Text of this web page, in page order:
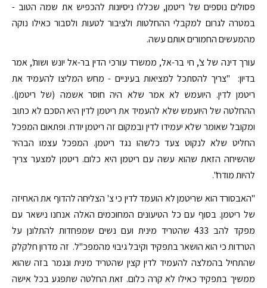
פסולים נוספים של ריטמן, שכללו ניסיונות להכפיש את שמה הטוב -
במטרה לגרום למקבלי ההחלטות ולציבור לטעות ולסבור כאילו נוקה
מהמעשים החמורים אותם עשה.
עורך דינה של צ', חי בר-אל, ממשרד עורכי הדין בר-אל יונש ושות', אמר
בדיון: "צריך להסתכל למציאות בעיניים - מחש המליצו להעמיד את
ריטמן לדין. היועמש לא אמר שלא היה חוסר אשמה (של ריטמן).
ההחלטה של היועמש שלא להעמיד את ריטמן לדין היא הסכם לא כתוב
ומקובל שאומר שלא יעמידו לדין ובמקום זה ריטמן יודח. ופתאום המפכל
החליט שלא לנקוט צעד כלשהו נגד ריטמן. המפכל עצמו הבהיר
שהשיחה הזאת שהוא עשה עם ריטמן היא כלום. ריטמן למצער צריך
להיות מודח".
"האבסורד הוא שריטמן לא הועמד לדין כי צ' הצליחה להדוף את האחיזה
של ריטמן. בסוף עם כל הטיעונים המחוכמים האלה אנחנו נישאר עם
מפקד להב 433 שהטריד מינית ועם נשים שמפחדות להתלונן על
הטרדות כי הוא הושאר בתפקיד וקיבל גיבוי מהמפכ"ל. זה מדרון חלקלק
שהתחיל בהמלצה להעמיד לדין קצין שהטריד מינית ונגמר בזה שהוא
ממשיך בתפקיד כאילו לא קרה כלום. זאת החלטה שתפגע בכל אישה